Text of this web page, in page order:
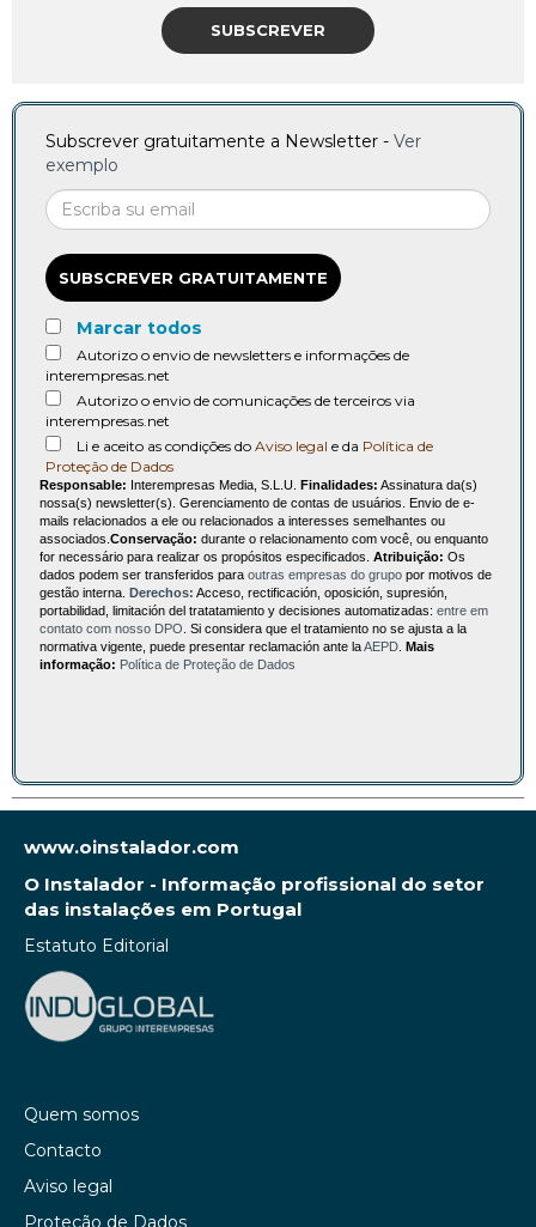
SUBSCREVER
Subscrever gratuitamente a Newsletter - Ver
exemplo
SUBSCREVER GRATUITAMENTE
Marcar todos
Autorizo o envio de newsletters e informações de
interempresas.net
Autorizo o envio de comunicações de terceiros via
interempresas.net
Li e aceito as condições do Aviso legal e da Política de
Proteção de Dados
Responsable: Interempresas Media, S.L.U. Finalidades: Assinatura da(s)
nossa(s) newsletter(s). Gerenciamento de contas de usuários. Envio de e-
mails relacionados a ele ou relacionados a interesses semelhantes ou
associados. Conservação: durante o relacionamento com você, ou enquanto
for necessário para realizar os propósitos especificados. Atribuição: Os
dados podem ser transferidos para outras empresas do grupo por motivos de
gestão interna. Derechos: Acceso, rectificación, oposición, supresión,
portabilidad, limitación del tratatamiento y decisiones automatizadas: entre em
contato com nosso DPO . Si considera que el tratamiento no se ajusta a la
normativa vigente, puede presentar reclamación ante laAEPD Mais
informação: Política de Proteção de Dados
www.oinstalador.com
O Instalador - Informação profissional do setor
das instalações em Portugal
Estatuto Editorial
Quem somos
Contacto
Aviso legal